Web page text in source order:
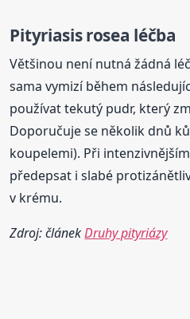
Pityriasis rosea léčba
Většinou není nutná žádná
sama vymizí během
používat tekutý pudr, který
Doporučuje se několik dnů
koupelemi). Při
předepsat i slabé
v krému.
Zdroj: článekDruhy pityriázy